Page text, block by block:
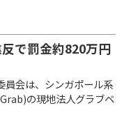
で罰金約820万円
会は、シンガポール系
の現地法人グラブベ